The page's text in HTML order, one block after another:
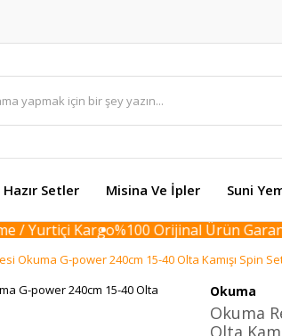
Hazır Setler Misina Ve İpler Suni
Yurtiçi Kargo%100 Orijinal Ürün
Okuma G-power 240cm 15-40 Olta Kamışı Spin
Okuma
Okuma
Olta